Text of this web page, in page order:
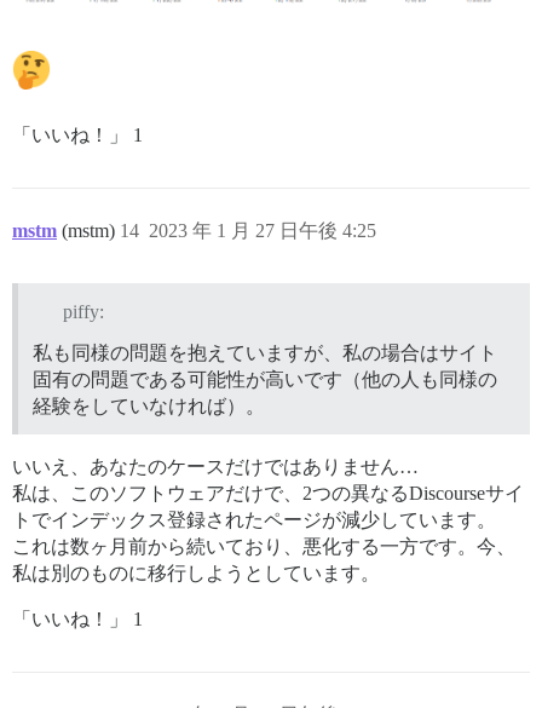
「いいね！」 1
mstm (mstm) 2023 年 1 月 27 日午後 4:25
14
piffy:
私も同様の問題を抱えていますが、私の場合はサイト
固有の問題である可能性が高いです（他の人も同様の
経験をしていなければ）。
いいえ、あなたのケースだけではありません…
私は、このソフトウェアだけで、2つの異なるDiscourseサイ
トでインデックス登録されたページが減少しています。
これは数ヶ月前から続いており、悪化する一方です。今、
私は別のものに移行しようとしています。
「いいね！」 1